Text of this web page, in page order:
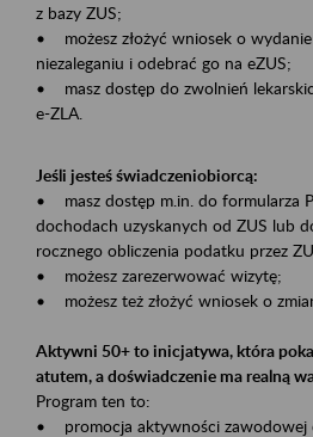
z bazy ZUS;
• możesz złożyć wniosek o
niezaleganiu i odebrać go na eZUS;
• masz dostęp do zwolnień
e-ZLA.
Jeśli jesteś świadczeniobiorcą:
• masz dostęp m.in. do formularza
dochodach uzyskanych od ZUS lub
rocznego obliczenia podatku przez
• możesz zarezerwować wizytę;
• możesz też złożyć wniosek o
Aktywni 50+ to inicjatywa, która
atutem, a doświadczenie ma realną
Program ten to:
• promocja aktywności zawodowej